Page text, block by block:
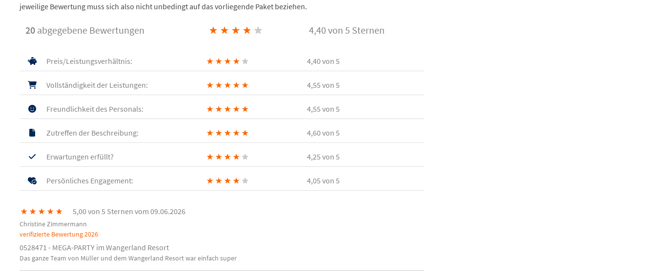
jeweilige Bewertung muss sich also nicht unbedingt auf das vorliegende Paket beziehen.
20 abgegebene Bewertungen ★ ★ ★ ★ ★ 4,40 von 5 Sternen
Preis/Leistungsverhältnis: ★ ★ ★ ★ ★ 4,40von 5
Vollständigkeit der Leistungen: ★ ★ ★ ★ ★ 4,55 von 5
Freundlichkeit des Personals: ★ ★ ★ ★ ★ 4,55 von 5
Zutreffen der Beschreibung: ★ ★ ★ ★ ★ 4,60von 5
Erwartungen erfüllt? ★ ★ ★ ★ ★ 4,25 von 5
Persönliches Engagement: ★ ★ ★ ★ ★ 4,05 von 5
★ ★ ★ ★ ★ 5,00 von 5 Sternen vom 09.06.2026
Christine Zimmermann
verifizierte Bewertung2026
0528471 - MEGA-PARTY im Wangerland Resort
Das ganze Team von Müller und dem Wangerland Resort war einfach super